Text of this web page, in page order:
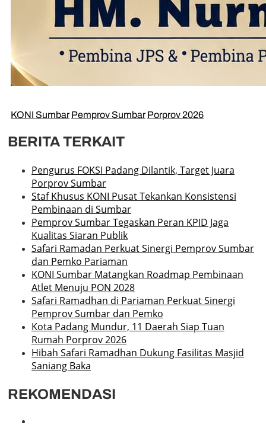
KONI Sumbar Pemprov Sumbar Porprov 2026
BERITA TERKAIT
Pengurus FOKSI Padang Dilantik, Target Juara
Porprov Sumbar
Staf Khusus KONI Pusat Tekankan Konsistensi
Pembinaan di Sumbar
Pemprov Sumbar Tegaskan Peran KPID Jaga
Kualitas Siaran Publik
Safari Ramadan Perkuat Sinergi Pemprov Sumbar
dan Pemko Pariaman
KONI Sumbar Matangkan Roadmap Pembinaan
Atlet Menuju PON 2028
Safari Ramadhan di Pariaman Perkuat Sinergi
Pemprov Sumbar dan Pemko
Kota Padang Mundur, 11 Daerah Siap Tuan
Rumah Porprov 2026
Hibah Safari Ramadhan Dukung Fasilitas Masjid
Saniang Baka
REKOMENDASI